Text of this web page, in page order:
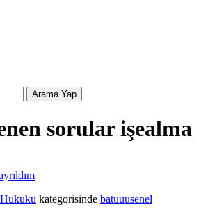
sorular işealma
kategorisinde batuuusenel